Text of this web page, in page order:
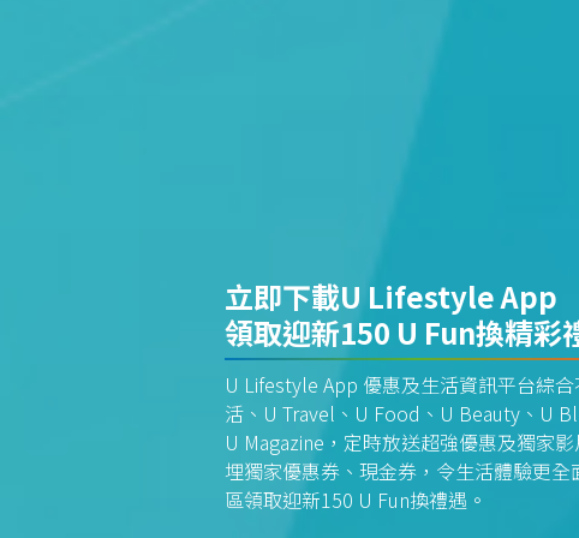
立即下載U Lifestyle App
領取迎新150 U Fun換精彩
U Lifestyle App 優惠及生活資訊平台綜
活、U Travel、U Food、U Beauty、U
U Magazine，定時放送超強優惠及獨家
埋獨家優惠券、現金券，令生活體驗更
區領取迎新150 U Fun換禮遇。